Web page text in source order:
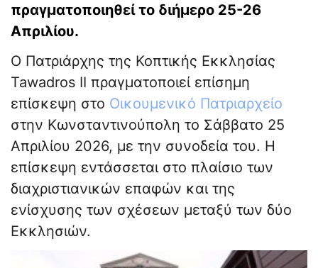
πραγματοποιηθεί το διήμερο 25-26
Απριλίου.
Ο Πατριάρχης της Κοπτικής Εκκλησίας
Tawadros II πραγματοποιεί επίσημη
επίσκεψη στο Οικουμενικό Πατριαρχείο
στην Κωνσταντινούπολη το Σάββατο 25
Απριλίου 2026, με την συνοδεία του. Η
επίσκεψη εντάσσεται στο πλαίσιο των
διαχριστιανικών επαφών και της
ενίσχυσης των σχέσεων μεταξύ των δύο
Εκκλησιών.